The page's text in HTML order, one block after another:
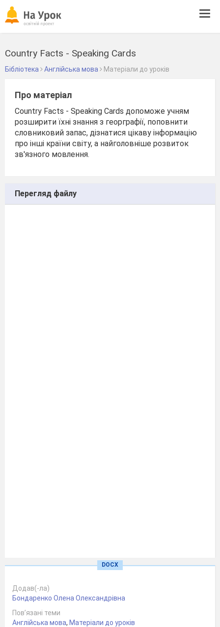
Country Facts - Speaking Cards
Бібліотека Англійська мова Матеріали до уроків
Про матеріал
Country Facts - Speaking Cards допоможе учням
розширити їхні знання з георграфії, поповнити
словниковий запас, дізнатися цікаву інформацію
про інші країни світу, а найголовніше розвиток
зв'язного мовлення.
Перегляд файлу
DOCX
Додав(-ла)
Бондаренко Олена Олександрівна
Пов’язані теми
Англійська мова, Матеріали до уроків